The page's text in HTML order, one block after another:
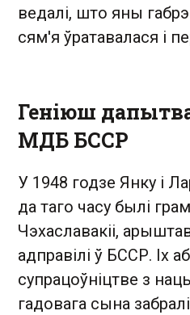
ведалі, што яны
сям'я ўратавалася і
Геніюш
МДБ БССР
У 1948 годзе Янку і
да таго часу былі
Чэхаславакіі,
адправілі ў БССР. Іх
супрацоўніцтве з
гадовага сына